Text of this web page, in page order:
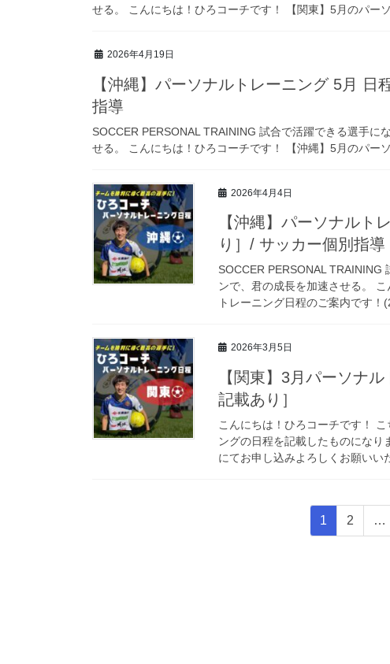
せる。 こんにちは！ひろコーチです！ 【関東】5月のパ
2026年4月19日
【沖縄】パーソナルトレーニング 5月 日
指導
SOCCER PERSONAL TRAINING 試合で活躍できる選手に
せる。 こんにちは！ひろコーチです！ 【沖縄】5月のパ
2026年4月4日
【沖縄】パーソナルト
り］/ サッカー個別指導
SOCCER PERSONAL TRAINING
ンで、君の成長を加速させる。
トレーニング日程のご案内です
2026年3月5日
【関東】3月パーソナ
記載あり］
こんにちは！ひろコーチです！
ングの日程を記載したものにな
にてお申し込みよろしくお願い
固
定
1
固
定
2 …